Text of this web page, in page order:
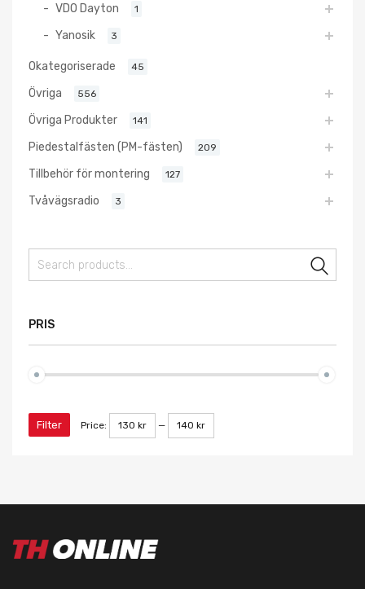
VDO Dayton 1
Yanosik 3
Okategoriserade 45
Övriga 556
Övriga Produkter 141
Piedestalfästen (PM-fästen) 209
Tillbehör för montering 127
Tvåvägsradio 3
PRIS
Filter Price: 130 kr — 140 kr